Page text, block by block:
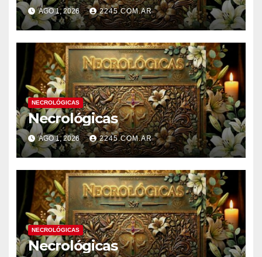
AGO 1, 2026 2245.COM.AR
NECROLÓGICAS
Necrológicas
AGO 1, 2026 2245.COM.AR
NECROLÓGICAS
Necrológicas